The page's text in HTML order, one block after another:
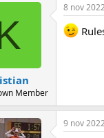
Member
8 nov
9 nov